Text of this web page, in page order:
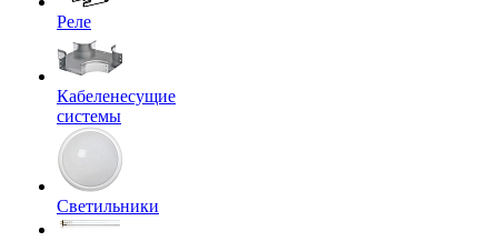
Реле
Кабеленесущие
системы
Светильники